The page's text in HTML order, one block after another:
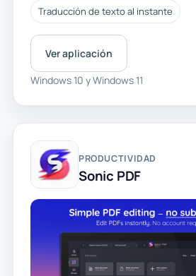
Traducción de texto al instante
Ver aplicación
Windows 10 y Windows 11
PRODUCTIVIDAD
Sonic PDF